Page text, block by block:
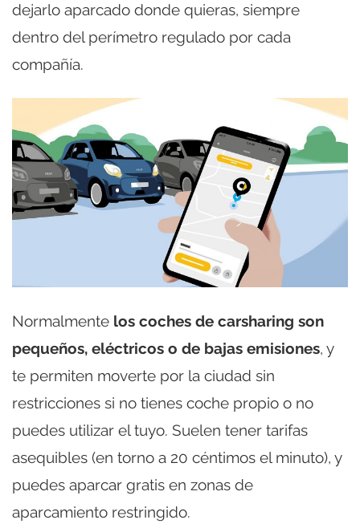
dejarlo aparcado donde quieras, siempre
dentro del perímetro regulado por cada
compañía.
Normalmente los coches de carsharing son
pequeños, eléctricos o de bajas emisiones, y
te permiten moverte por la ciudad sin
restricciones si no tienes coche propio o no
puedes utilizar el tuyo. Suelen tener tarifas
asequibles (en torno a 20 céntimos el minuto), y
puedes aparcar gratis en zonas de
aparcamiento restringido.